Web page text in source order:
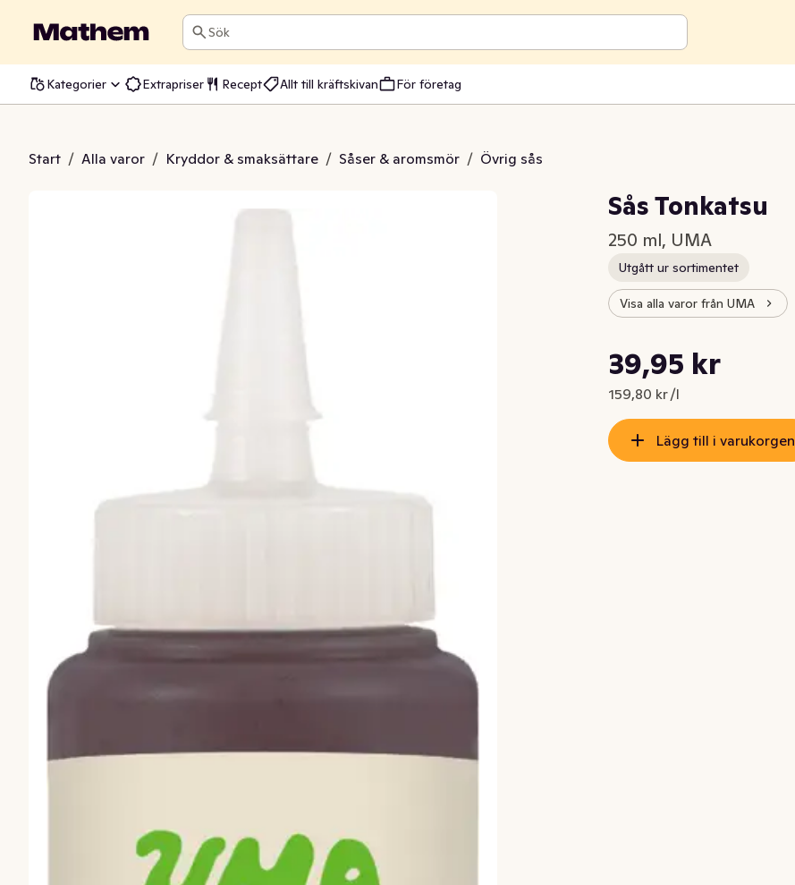
Sök
Kategorier Extrapriser Recept Allt till kräftskivan För företag
Start / Alla varor / Kryddor & smaksättare / Såser & aromsmör / Övrig sås
Tonkatsu
Sås Tonkatsu
250 ml, UMA
Utgått ur sortimentet
Visa alla varor från UMA
Nuvarande pris är: 39,95 kr
39,95 kr
159,80 kr /l
Styckpris: 159,80 kr /l
Lägg till i varukorgen